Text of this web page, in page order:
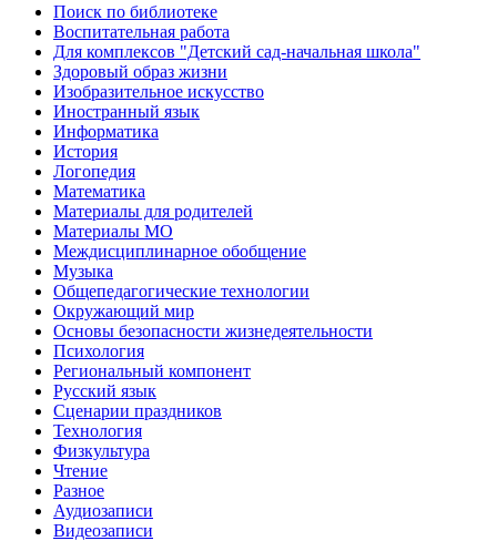
Поиск по библиотеке
Воспитательная работа
Для комплексов "Детский сад-начальная школа"
Здоровый образ жизни
Изобразительное искусство
Иностранный язык
Информатика
История
Логопедия
Математика
Материалы для родителей
Материалы МО
Междисциплинарное обобщение
Музыка
Общепедагогические технологии
Окружающий мир
Основы безопасности жизнедеятельности
Психология
Региональный компонент
Русский язык
Сценарии праздников
Технология
Физкультура
Чтение
Разное
Аудиозаписи
Видеозаписи